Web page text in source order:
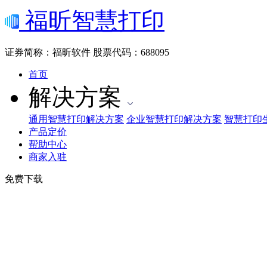
福昕智慧打印
证券简称：福昕软件 股票代码：688095
首页
解决方案
通用智慧打印解决方案 企业智慧打印解决方案 智慧打印
产品定价
帮助中心
商家入驻
免费下载